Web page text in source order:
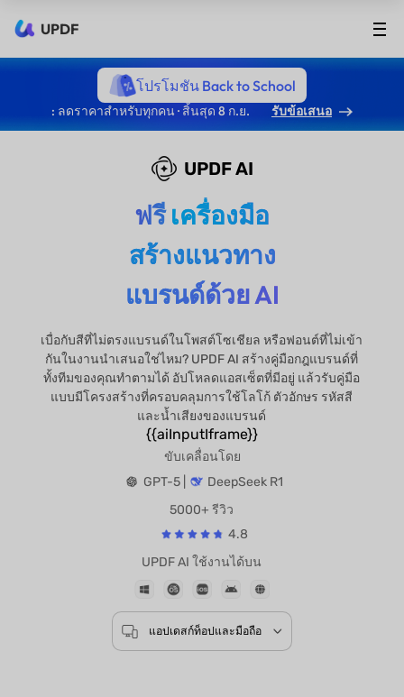
UPDF
โปรโมชัน Back to School
: ลดราคาสำหรับทุกคน · สิ้นสุด 8 ก.ย. รับข้อเสนอ
UPDF AI
ฟรีเครื่องมือ
สร้างแนวทาง
แบรนด์ด้วย AI
เบื่อกับสีที่ไม่ตรงแบรนด์ในโพสต์โซเชียล หรือฟอนต์ที่ไม่เข้า
กันในงานนำเสนอใช่ไหม? UPDF AI สร้างคู่มือกฎแบรนด์ที่
ทั้งทีมของคุณทำตามได้ อัปโหลดแอสเซ็ตที่มีอยู่ แล้วรับคู่มือ
แบบมีโครงสร้างที่ครอบคลุมการใช้โลโก้ ตัวอักษร รหัสสี
และน้ำเสียงของแบรนด์
{{aiInputIframe}}
ขับเคลื่อนโดย
5000+ รีวิว
4.8
UPDF AI ใช้งานได้บน